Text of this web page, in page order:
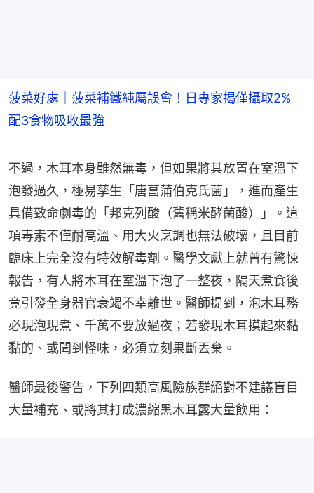
菠菜好處｜菠菜補鐵純屬誤會！日專家揭僅攝取2%
配3食物吸收最強
不過，木耳本身雖然無毒，但如果將其放置在室溫下
泡發過久，極易孳生「唐菖蒲伯克氏菌」，進而產生
具備致命劇毒的「邦克列酸（舊稱米酵菌酸）」。這
項毒素不僅耐高溫、用大火烹調也無法破壞，且目前
臨床上完全沒有特效解毒劑。醫學文獻上就曾有驚悚
報告，有人將木耳在室溫下泡了一整夜，隔天煮食後
竟引發全身器官衰竭不幸離世。醫師提到，泡木耳務
必現泡現煮、千萬不要放過夜；若發現木耳摸起來黏
黏的、或聞到怪味，必須立刻果斷丟棄。
醫師最後警告，下列四類高風險族群絕對不建議盲目
大量補充、或將其打成濃縮黑木耳露大量飲用：